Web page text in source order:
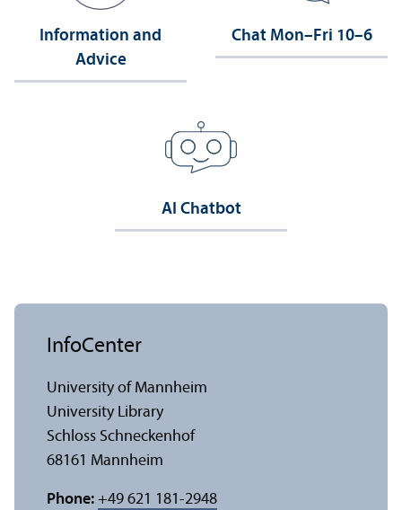
Information and
Advice
Chat Mon–Fri 10–6
AI Chatbot
InfoCenter
University of Mannheim
University Library
Schloss Schneckenhof
68161 Mannheim
Phone: +49 621 181-2948